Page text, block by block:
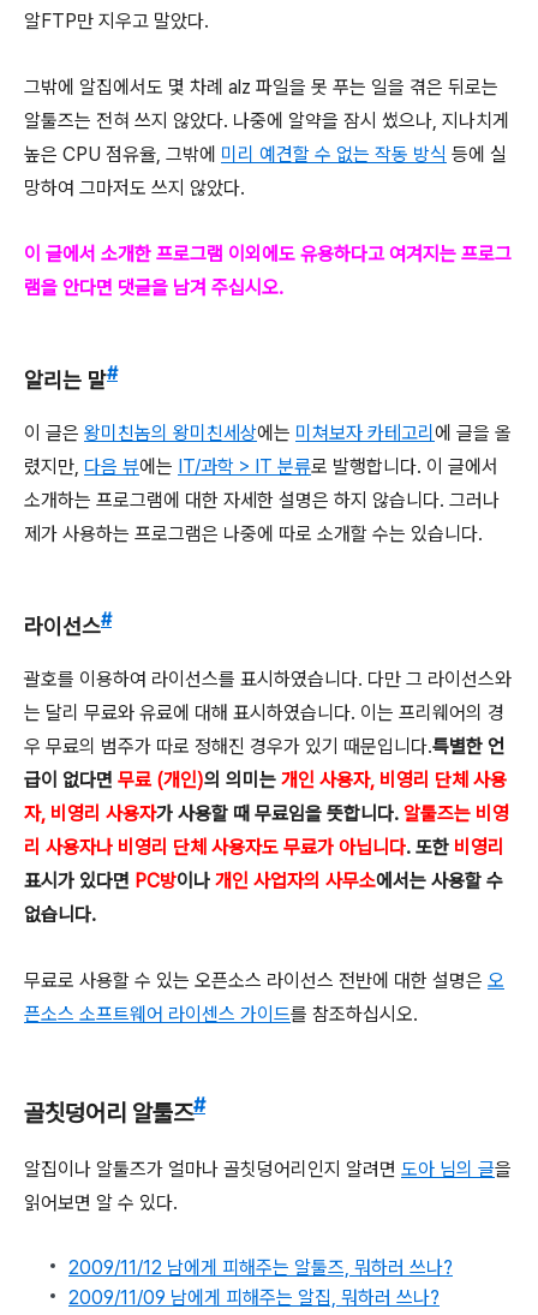
알FTP만 지우고 말았다.
그밖에 알집에서도 몇 차례 alz 파일을 못 푸는 일을 겪은 뒤로는
알툴즈는 전혀 쓰지 않았다. 나중에 알약을 잠시 썼으나, 지나치게
높은 CPU 점유율, 그밖에 미리 예견할 수 없는 작동 방식 등에 실
망하여 그마저도 쓰지 않았다.
이 글에서 소개한 프로그램 이외에도 유용하다고 여겨지는 프로그
램을 안다면 댓글을 남겨 주십시오.
알리는 말#
이 글은 왕미친놈의 왕미친세상에는 미쳐보자 카테고리 에 글을 올
렸지만, 다음 뷰에는 IT/과학 > IT 분류로 발행합니다. 이 글에서
소개하는 프로그램에 대한 자세한 설명은 하지 않습니다. 그러나
제가 사용하는 프로그램은 나중에 따로 소개할 수는 있습니다.
라이선스#
괄호를 이용하여 라이선스를 표시하였습니다. 다만 그 라이선스와
는 달리 무료와 유료에 대해 표시하였습니다. 이는 프리웨어의 경
우 무료의 범주가 따로 정해진 경우가 있기 때문입니다.특별한 언
급이 없다면 무료 (개인)의 의미는 개인 사용자, 비영리 단체 사용
자, 비영리 사용자가 사용할 때 무료임을 뜻합니다. 알툴즈는 비영
리 사용자나 비영리 단체 사용자도 무료가 아닙니다. 또한 비영리
표시가 있다면 PC방이나 개인 사업자의 사무소에서는 사용할 수
없습니다.
무료로 사용할 수 있는 오픈소스 라이선스 전반에 대한 설명은 오
픈소스 소프트웨어 라이센스 가이드를 참조하십시오.
골칫덩어리 알툴즈#
알집이나 알툴즈가 얼마나 골칫덩어리인지 알려면 도아 님의 글을
읽어보면 알 수 있다.
2009/11/12 남에게 피해주는 알툴즈, 뭐하러 쓰나?
2009/11/09 남에게 피해주는 알집, 뭐하러 쓰나?